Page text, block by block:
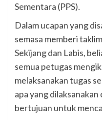
Sementara (PPS).
Dalam ucapan yang
semasa memberi
Sekijang dan Labis,
semua petugas
melaksanakan tugas
apa yang dilaksanakan
bertujuan untuk